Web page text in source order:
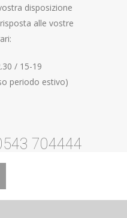
disposizione
alle vostre
/ 15-19
periodo estivo)
704444